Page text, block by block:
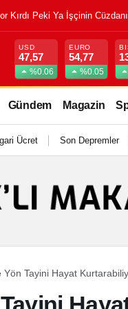
Gölette Kalkış
USD
47,57
%0.06
EURO
54,77
%0.05
Gündem Magazin
Ücret Son Depremler
Yön Tayini Hayat